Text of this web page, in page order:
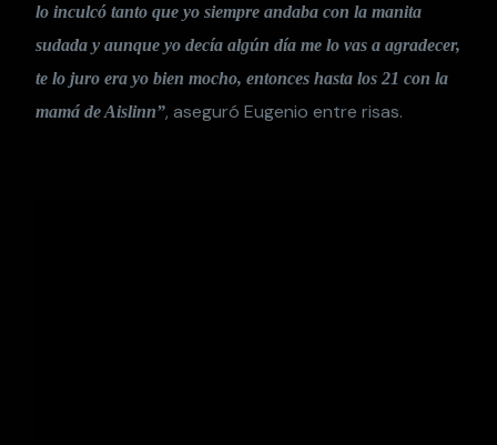
lo inculcó tanto que yo siempre andaba con la manita
sudada y aunque yo decía algún día me lo vas a agradecer,
te lo juro era yo bien mocho, entonces hasta los 21 con la
mamá de Aislinn”, aseguró Eugenio entre risas.